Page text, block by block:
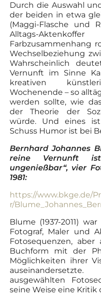
Durch die Auswahl
der beiden in etwa
(Maggi-Flasche und
Alltags-
Farbzusammenhang
Wechselbeziehung
Wahrscheinlich
Vernunft im Sinne
kreativen
Wochenende – so
werden sollte, wie
der Theorie der
würde. Und eines
Schuss Humor ist bei
Bernhard Johannes
reine Vernunft
ungenießbar“, vier
1981:
https://www.bkge.de/
r/
Blume (1937-2011)
Fotograf, Maler und
Fotosequenzen,
Buchform mit der
Möglichkeiten ihrer
ausgewählten
seine Weise eine Kritik